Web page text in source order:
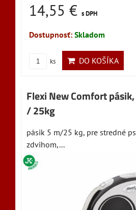
14,55 € s DPH
Dostupnosť: Skladom
ks DO KOŠÍKA
Flexi New Comfort
/ 25kg
pásik 5 m/25 kg, pre stredné
zdvihom,...